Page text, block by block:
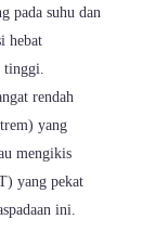
pada suhu dan
hebat
tinggi.
rendah
yang
mengikis
yang pekat
ini.